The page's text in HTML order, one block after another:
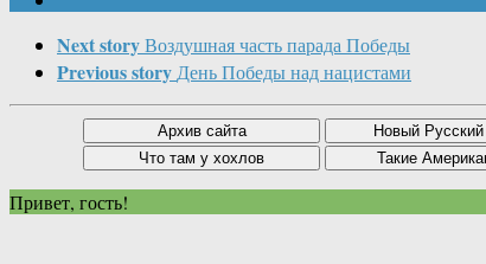
Next storyВоздушная часть парада Победы
Previous storyДень Победы над нацистами
Привет, гость!